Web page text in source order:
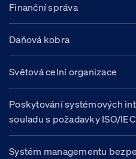
Finanční správa
Daňová kobra
Světová celní organizace
Poskytování systémových
souladu s požadavky ISO/
Systém managementu